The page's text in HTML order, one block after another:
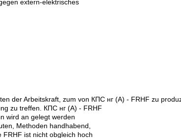
extern-elektrisches
der Arbeitskraft, zum von КПС нг (А) - FRHF zu
zu treffen. КПС нг (А) - FRHF
wird an gelegt werden
Methoden handhabend,
ist nicht obgleich hoch